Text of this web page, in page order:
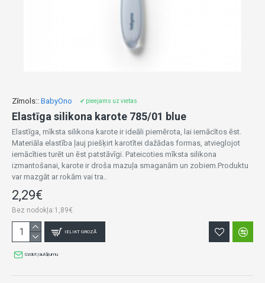
Zīmols:: BabyOno ✔ pieejams uz vietas
Elastīga silikona karote 785/01 blue
Elastīga, mīksta silikona karote ir ideāli piemērota, lai iemācītos ēst.
Materiāla elastība ļauj piešķirt karotītei dažādas formas, atvieglojot
iemācīties turēt un ēst patstāvīgi. Pateicoties mīksta silikona
izmantošanai, karote ir droša mazuļa smaganām un zobiem.Produktu
var mazgāt ar rokām vai tra..
2,29€
Bez nodokļa:1,89€
IELIKT GROZĀ
Uzdot jautājumu